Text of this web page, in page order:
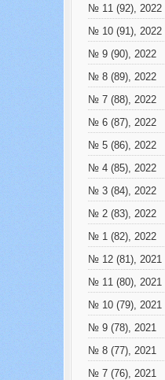
№ 11 (92), 2022
№ 10 (91), 2022
№ 9 (90), 2022
№ 8 (89), 2022
№ 7 (88), 2022
№ 6 (87), 2022
№ 5 (86), 2022
№ 4 (85), 2022
№ 3 (84), 2022
№ 2 (83), 2022
№ 1 (82), 2022
№ 12 (81), 2021
№ 11 (80), 2021
№ 10 (79), 2021
№ 9 (78), 2021
№ 8 (77), 2021
№ 7 (76), 2021